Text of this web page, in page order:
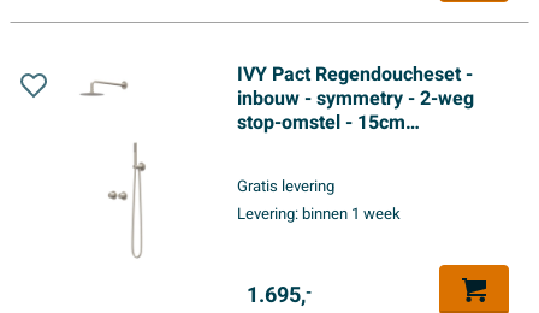
IVY Pact Regendoucheset -
inbouw - symmetry - 2-weg
stop-omstel - 15cm
uitlaat - 150cm doucheslang -
3-standen handdouche -
Gratis levering
Levering:binnen 1 week
1.695,-